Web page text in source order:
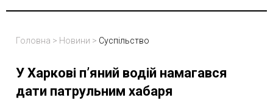
Головна > Новини > Суспільство
У Харкові п’яний водій намагався
дати патрульним хабаря